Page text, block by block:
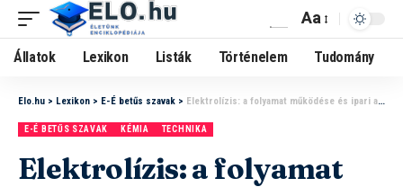
Aa
Állatok Lexikon Listák Történelem Tudomány
Elo.hu > Lexikon > E-É betűs szavak > Elektrolízis: a folyamat működése és ipari alkalmazása
E-É BETŰS SZAVAK KÉMIA TECHNIKA
Elektrolízis: a folyamat